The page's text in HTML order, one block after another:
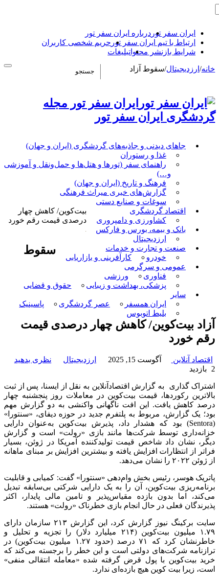
ایران سفر تور درباره ایران سفر تور
ارتباط با تیم ایران سفر تور حریم شخصی کاربران
شرایط بازنشر محتوا تبلیغات
ایران سفر تور مجله
گردشگری ایران سفر تور
جاهای دیدنی و جاذبه‌های گردشگری (ایران و جهان)
غذا و رستوران
راهنمای سفر (تورها و هتل‌ها و حمل‌و‌نقل و آموزشی
و…)
فرهنگ و تاریخ (ایران و جهان)
گزارش‌های خبری میراث فرهنگی
سوغات و صنایع دستی
اقتصاد گردشگری
کشاورزی و دامپروری
بانک و بیمه، بورس و فارکس
ارزدیجیتال
صنعت و تجارت و خدمات
خودرو
کارآفرینی و بازاریابی
عمومی و سرگرمی
فناوری
ورزشی
پزشکی، بهداشت و زیبایی
حقوق و قضایی
سایر
ایران همسفر
عصر گردشگری
پاسینیک
بلیط اتوبوس
خانه/ ارزدیجیتال/سقوط آزاد
بیت‌کوین/ کاهش چهار
درصدی قیمت رقم خورد
سقوط
آزاد بیت‌کوین/ کاهش چهار درصدی قیمت
رقم خورد
اقتصاد آنلاین آگوست 15, 2025 ارزدیجیتال
نظری بدهید
2 بازدید
اشتراک گذاری
به گزارش اقتصادآنلاین به نقل از ایسنا، پس از ثبت
بالاترین رکوردها، قیمت بیت‌کوین در معاملات روز پنجشنبه چهار
درصد کاهش یافت. این افت ناگهانی واکنشی به دو گزارش مهم
بود؛ یک گزارش، مربوط به پلتفرم جدید در حوزه دیفای، «سنتورا»
(Sentora) بود که هشدار داد، پذیرش بیت‌کوین به‌عنوان دارایی
خزانه‌داری توسط شرکت‌ها مانند بازی «رولت» است و گزارش
دیگر، نشان داد شاخص قیمت تولیدکننده آمریکا در ژوئن، بسیار
فراتر از انتظارات افزایش یافته و بیشترین افزایش بر مبنای ماهانه
از ژوئن ۲۰۲۲ را نشان می‌دهد.
پاتریک هوسر، رئیس بخش وام‌دهی «سنتورا» گفت: کمیابی و قابلیت
برنامه‌ریزی بیت‌کوین، آن را به یک دارایی شرکتی بی‌سابقه تبدیل
می‌کند، اما بدون بازده مقیاس‌پذیر و تامین مالی پایدار، اکثر
پذیرندگان فعلی در حال انجام بازی خطرناک «رولت» هستند.
سایت برکینگ نیوز گزارش کرد، این گزارش ۲۱۳ سازمان دارای
۱.۷۹ میلیون بیت‌کوین (۲۱۴ میلیارد دلار) را تجزیه و تحلیل و
خاطرنشان کرد که ۷۱ درصد (حدود ۱.۲۷ میلیون بیت‌کوین) در
ترازنامه شرکت‌های دولتی است و این خطر را برجسته می‌کند که
خرید بیت‌کوین با پول قرض گرفته شده «معامله انتقالی منفی»
است، زیرا بیت کوین هیچ بازده‌ای ندارد.